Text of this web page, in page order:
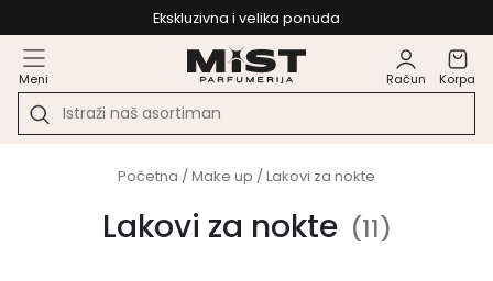
Ekskluzivna i velika ponuda
Meni Račun Korpa
Početna /Make up / Lakovi za nokte
Lakovi za nokte (11)